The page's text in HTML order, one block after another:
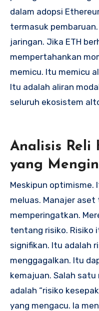
dalam adopsi
termasuk
jaringan. Jika ETH
mempertahankan
memicu. Itu memicu
Itu adalah aliran
seluruh ekosistem
Analisis Reli
yang
Meskipun optimisme.
meluas. Manajer aset
memperingatkan.
tentang risiko. Risiko
signifikan. Itu adalah
menggagalkan. Itu
kemajuan. Salah
adalah “risiko
yang mengacu. Ia